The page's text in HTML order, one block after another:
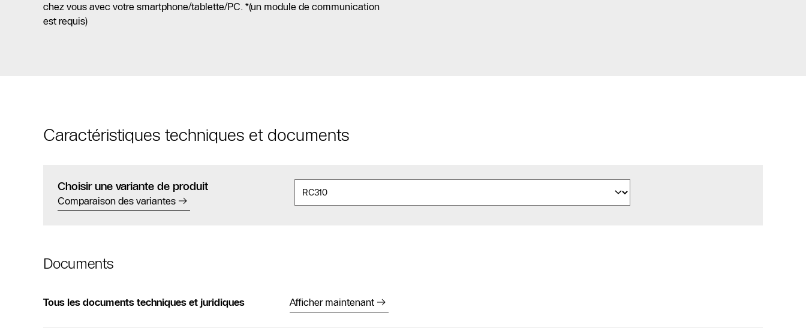
chez vous avec votre smartphone/tablette/PC. *(un module de communication
est requis)
Caractéristiques techniques et documents
Choisir une variante de produit
Comparaison des variantes
Documents
Tous les documents techniques et juridiques Afficher maintenant